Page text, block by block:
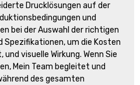
Drucklösungen auf der
und
bei der Auswahl der richtigen
Spezifikationen, um die Kosten
visuelle Wirkung. Wenn Sie
Mein Team begleitet und
des gesamten